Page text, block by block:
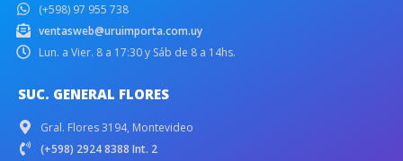
(+598) 97 955 738
ventasweb@uruimporta.com.uy
Lun. a Vier. 8 a 17:30 y Sáb de 8 a 14hs.
SUC. GENERAL FLORES
Gral. Flores 3194, Montevideo
(+598) 2924 8388 Int. 2